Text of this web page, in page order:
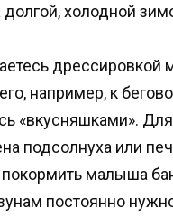
долгой, холодной
дрессировкой
например, к
«вкусняшками».
подсолнуха или
малыша
постоянно